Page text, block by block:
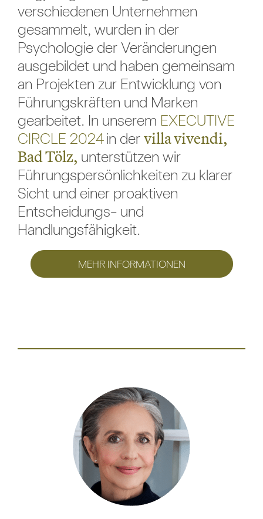
verschiedenen Unternehmen
gesammelt, wurden in der
Psychologie der Veränderungen
ausgebildet und haben gemeinsam
an Projekten zur Entwicklung von
Führungskräften und Marken
gearbeitet. In unserem EXECUTIVE
CIRCLE 2024in dervilla vivendi,
Bad Tölz, unterstützen wir
Führungspersönlichkeiten zu klarer
Sicht und einer proaktiven
Entscheidungs- und
Handlungsfähigkeit.
MEHR INFORMATIONEN